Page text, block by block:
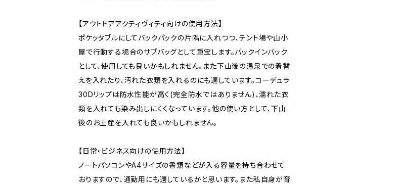
【アウトドアアクティヴィティ向けの使用方法】
ポケッタブルにしてバックパックの片隅に入れつつ、テント場や山小
屋で行動する場合のサブバッグとして重宝します。バックインバック
として、使用しても良いかもしれません。また下山後の温泉での着替
えを入れたり、汚れた衣類を入れるのにも適しています。コーデュラ
30Dリップは防水性能が高く(完全防水ではありません)、濡れた衣
類を入れても染み出しにくくなっています。他の使い方として、下山
後のお土産を入れても良いかもしれません。
【日常・ビジネス向けの使用方法】
ノートパソコンやA4サイズの書類などが入る容量を持ち合わせて
おりますので、通勤用にも適しているかと思います。また私自身が育